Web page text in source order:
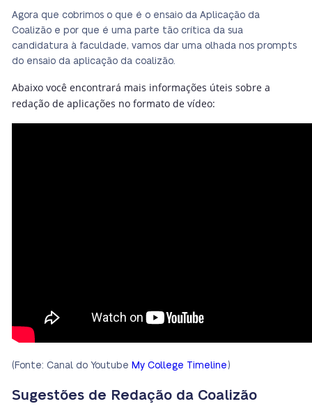
Agora que cobrimos o que é o ensaio da Aplicação da
Coalizão e por que é uma parte tão crítica da sua
candidatura à faculdade, vamos dar uma olhada nos prompts
do ensaio da aplicação da coalizão.
Abaixo você encontrará mais informações úteis sobre a
redação de aplicações no formato de vídeo:
(Fonte: Canal do Youtube My College Timeline )
Sugestões de Redação da Coalizão